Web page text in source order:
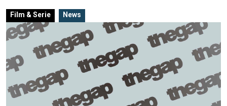
Film & Serie News